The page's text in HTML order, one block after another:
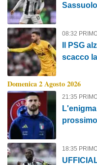
08:32
Il PSG
scacco
Domenica 2 Agosto 2026
21:35
18:35